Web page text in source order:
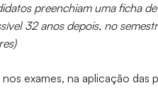
preenchiam uma ficha
32 anos depois, no
exames, na aplicação das